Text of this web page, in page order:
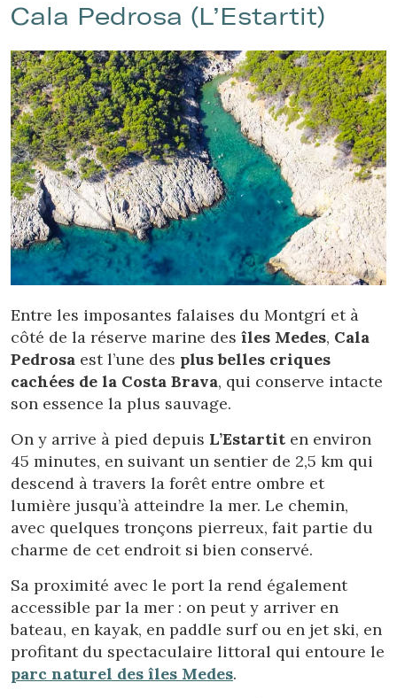
Cala Pedrosa (L’Estartit)
Entre les imposantes falaises du Montgrí et à
côté de la réserve marine des îles Medes, Cala
Pedrosa est l’une des plus belles criques
cachées de la Costa Brava, qui conserve intacte
son essence la plus sauvage.
On y arrive à pied depuis L’Estartit en environ
45 minutes, en suivant un sentier de 2,5 km qui
descend à travers la forêt entre ombre et
lumière jusqu’à atteindre la mer. Le chemin,
avec quelques tronçons pierreux, fait partie du
charme de cet endroit si bien conservé.
Sa proximité avec le port la rend également
accessible par la mer : on peut y arriver en
bateau, en kayak, en paddle surf ou en jet ski, en
profitant du spectaculaire littoral qui entoure le
parc naturel des îles Medes.